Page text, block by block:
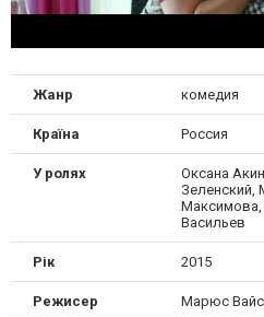
Жанр комедия
Країна Россия
У ролях
Оксана
Зеленский,
Максимова,
Васильев
Рік 2015
Режисер Марюс